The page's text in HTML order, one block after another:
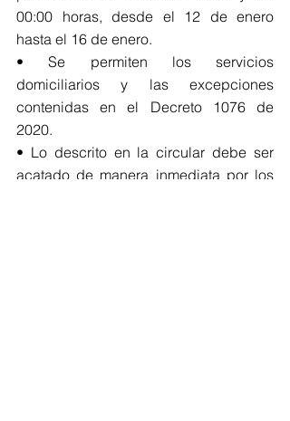
00:00 horas, desde el 12 de enero
hasta el 16 de enero.
• Se permiten los servicios
domiciliarios y las excepciones
contenidas en el Decreto 1076 de
2020.
• Lo descrito en la circular debe ser
acatado de manera inmediata por los